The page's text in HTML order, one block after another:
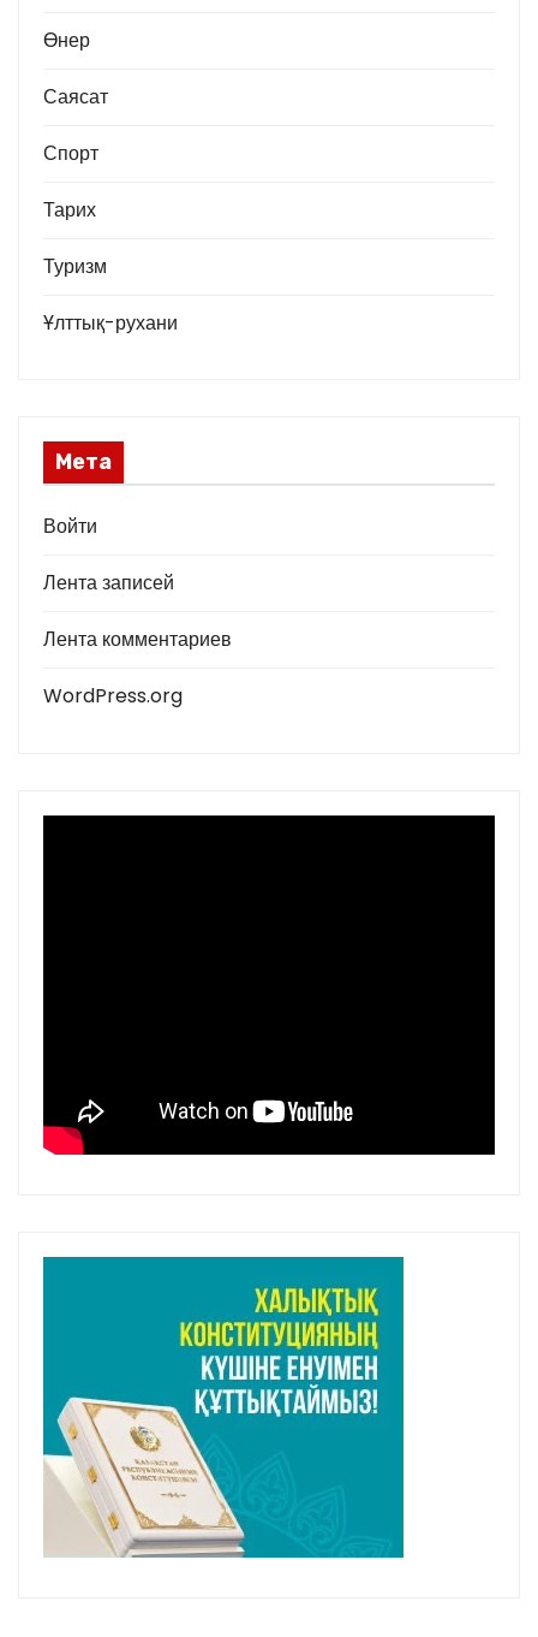
Өнер
Саясат
Спорт
Тарих
Туризм
Ұлттық-рухани
Мета
Войти
Лента записей
Лента комментариев
WordPress.org